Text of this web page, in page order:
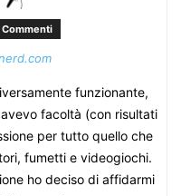
funzionante,
facoltà (con risultati
per tutto quello che
fumetti e videogiochi.
ho deciso di affidarmi